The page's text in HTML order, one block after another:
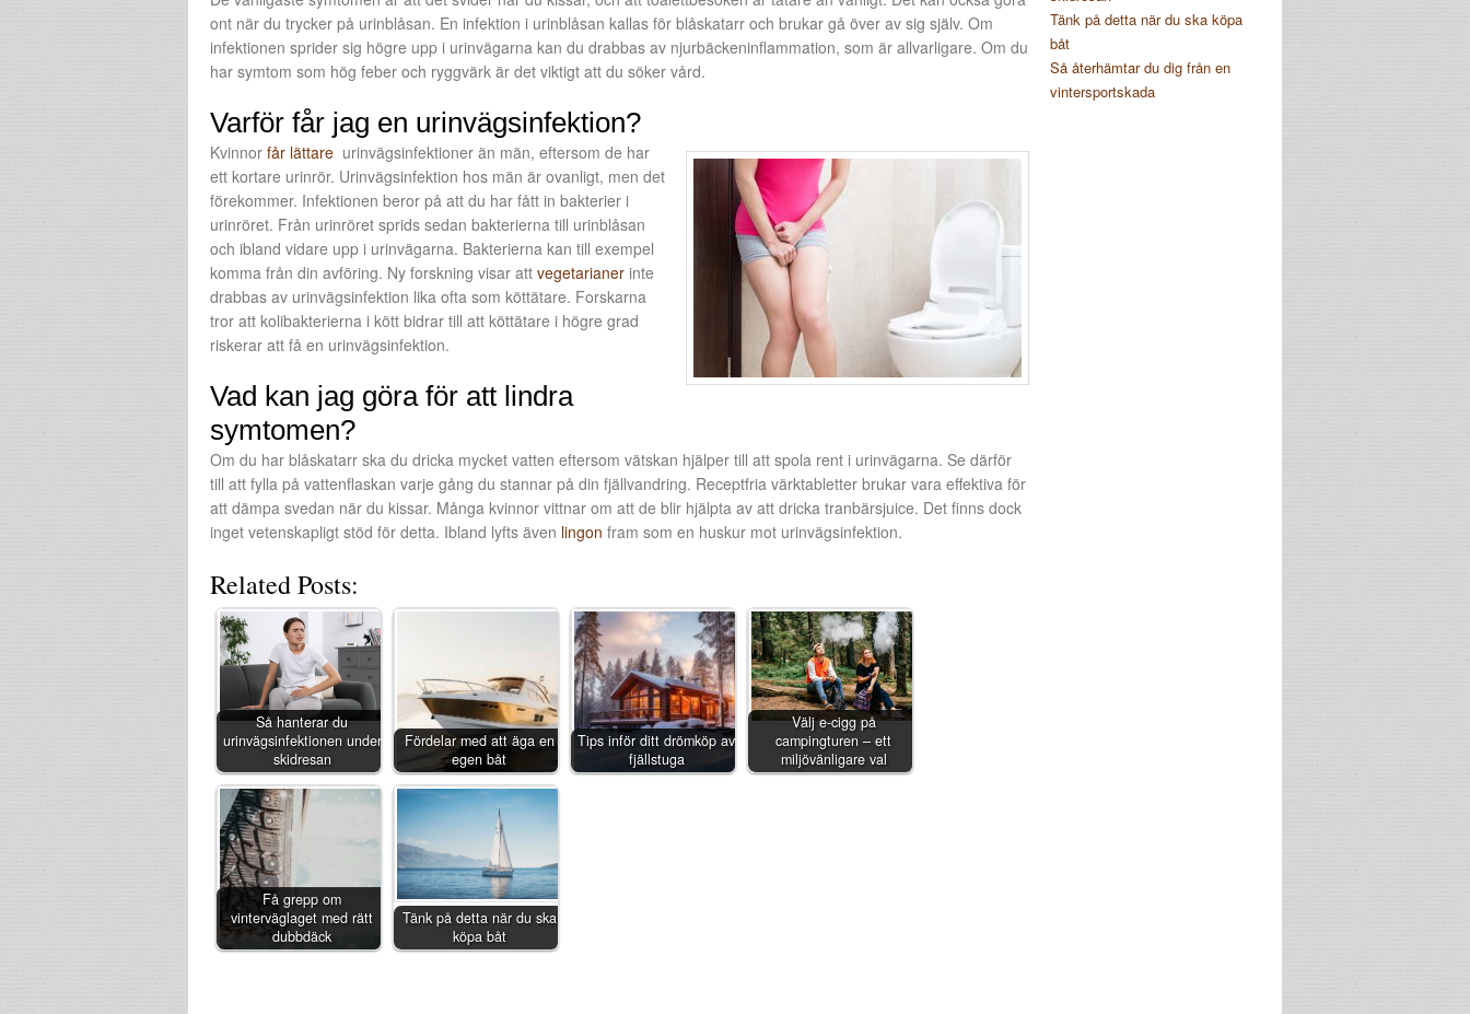
ont när du trycker på urinblåsan. En infektion i urinblåsan kallas för blåskatarr och brukar gå över av sig själv. Om
infektionen sprider sig högre upp i urinvägarna kan du drabbas av njurbäckeninflammation, som är allvarligare. Om du
har symtom som hög feber och ryggvärk är det viktigt att du söker vård.
Varför får jag en urinvägsinfektion?
Kvinnor får lättare urinvägsinfektioner än män, eftersom de har
ett kortare urinrör. Urinvägsinfektion hos män är ovanligt, men det
förekommer. Infektionen beror på att du har fått in bakterier i
urinröret. Från urinröret sprids sedan bakterierna till urinblåsan
och ibland vidare upp i urinvägarna. Bakterierna kan till exempel
komma från din avföring. Ny forskning visar att vegetarianer inte
drabbas av urinvägsinfektion lika ofta som köttätare. Forskarna
tror att kolibakterierna i kött bidrar till att köttätare i högre grad
riskerar att få en urinvägsinfektion.
Vad kan jag göra för att lindra
symtomen?
Om du har blåskatarr ska du dricka mycket vatten eftersom vätskan hjälper till att spola rent i urinvägarna. Se därför
till att fylla på vattenflaskan varje gång du stannar på din fjällvandring. Receptfria värktabletter brukar vara effektiva för
att dämpa svedan när du kissar. Många kvinnor vittnar om att de blir hjälpta av att dricka tranbärsjuice. Det finns dock
inget vetenskapligt stöd för detta. Ibland lyfts även lingon fram som en huskur mot urinvägsinfektion.
Related Posts:
Så hanterar du
urinvägsinfektionen under
skidresan
Fördelar med att äga en
egen båt
Tips inför ditt drömköp av
fjällstuga
Välj e-cigg på
campingturen – ett
miljövänligare val
Få grepp om
vinterväglaget med rätt
dubbdäck
Tänk på detta när du ska
köpa båt
Tänk på detta när du ska köpa
båt
Så återhämtar du dig från en
vintersportskada